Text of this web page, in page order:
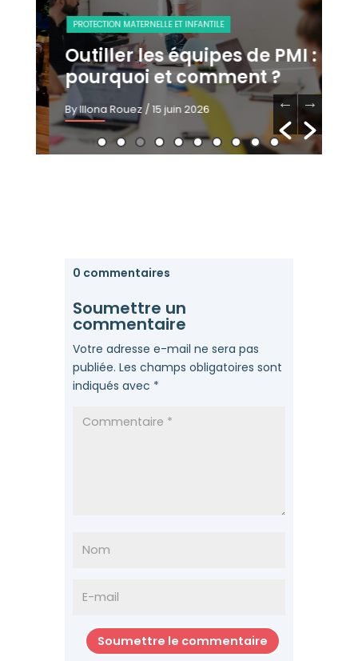
PROTECTION MATERNELLE ET INFANTILE
Outiller les équipes de PMI :
pourquoi et comment ?
By Illona Rouez/ 15 juin 2026
0 commentaires
Soumettre un
commentaire
Votre adresse e-mail ne sera pas
publiée. Les champs obligatoires sont
indiqués avec *
Soumettre le commentaire